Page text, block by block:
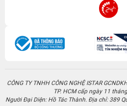
CÔNG TY TNHH CÔNG NGHỆ ISTAR
TP. HCM cấp ngày 11
Người Đại Diện: Hồ Tác Thành. Địa chỉ: 389